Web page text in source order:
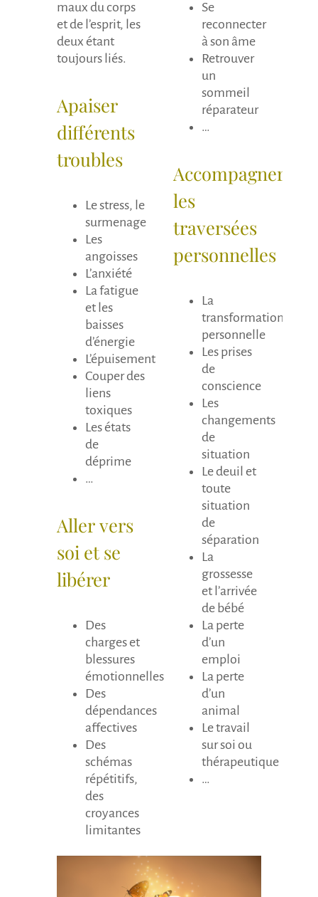
maux du corps
et de l’esprit, les
deux étant
toujours liés.
Apaiser
différents
troubles
Le stress, le
surmenage
Les
angoisses
L’anxiété
La fatigue
et les
baisses
d’énergie
L’épuisement
Couper des
liens
toxiques
Les états
de
déprime
…
Aller vers
soi et se
libérer
Des
charges et
blessures
émotionnelles
Des
dépendances
affectives
Des
schémas
répétitifs,
des
croyances
limitantes
Se
reconnecter
à son âme
Retrouver
un
sommeil
réparateur
…
Accompagner
les
traversées
personnelles
La
transformation
personnelle
Les prises
de
conscience
Les
changements
de
situation
Le deuil et
toute
situation
de
séparation
La
grossesse
et l’arrivée
de bébé
La perte
d’un
emploi
La perte
d’un
animal
Le travail
sur soi ou
thérapeutique
…